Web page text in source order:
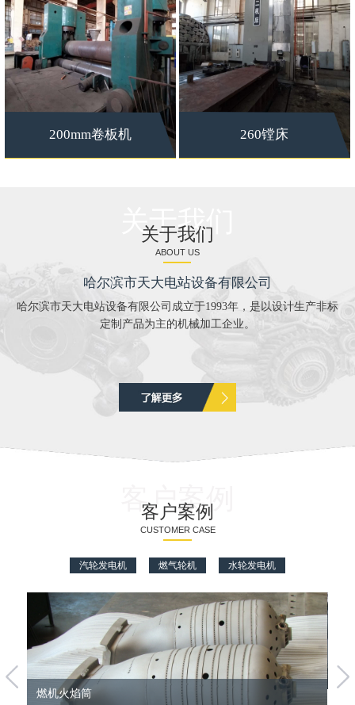
200mm卷板机 260镗床
关于我们
关于我们
ABOUT US
哈尔滨市天大电站设备有限公司
哈尔滨市天大电站设备有限公司成立于1993年，是以设计生产非标
定制产品为主的机械加工企业。
客户案例
客户案例
CUSTOMER CASE
汽轮发电机 燃气轮机 水轮发电机
燃机火焰筒